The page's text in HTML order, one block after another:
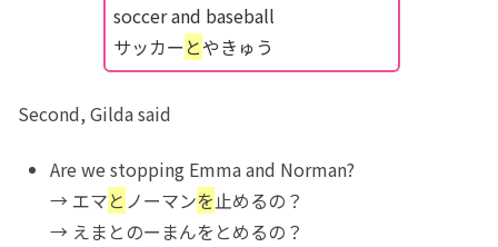
soccer and baseball
サッカー とやきゅう
Second, Gilda said
Are we stopping Emma and Norman?
→ エマと ノーマンを止めるの？
→ えまとのーまんをとめるの？